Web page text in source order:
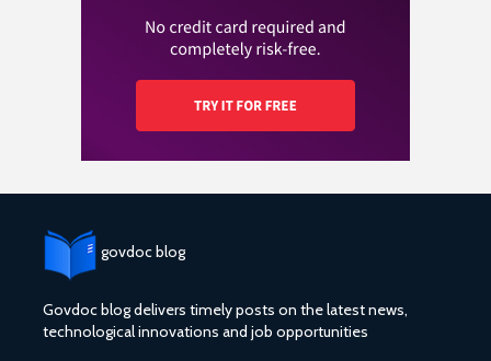
govdoc blog
Govdoc blog delivers timely posts on the latest news,
technological innovations and job opportunities